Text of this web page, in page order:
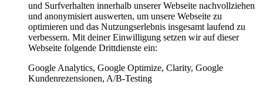
und Surfverhalten innerhalb unserer Webseite nachvollziehen
und anonymisiert auswerten, um unsere Webseite zu
optimieren und das Nutzungserlebnis insgesamt laufend zu
verbessern. Mit deiner Einwilligung setzen wir auf dieser
Webseite folgende Drittdienste ein:
Google Analytics, Google Optimize, Clarity, Google
Kundenrezensionen, A/B-Testing